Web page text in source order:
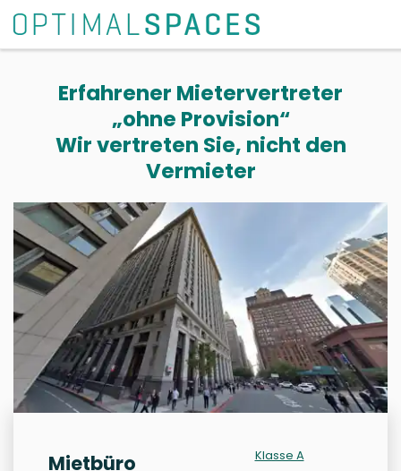
Erfahrener Mietervertreter
„ohne Provision“
Wir vertreten Sie, nicht den
Vermieter
Mietbüro
Klasse A